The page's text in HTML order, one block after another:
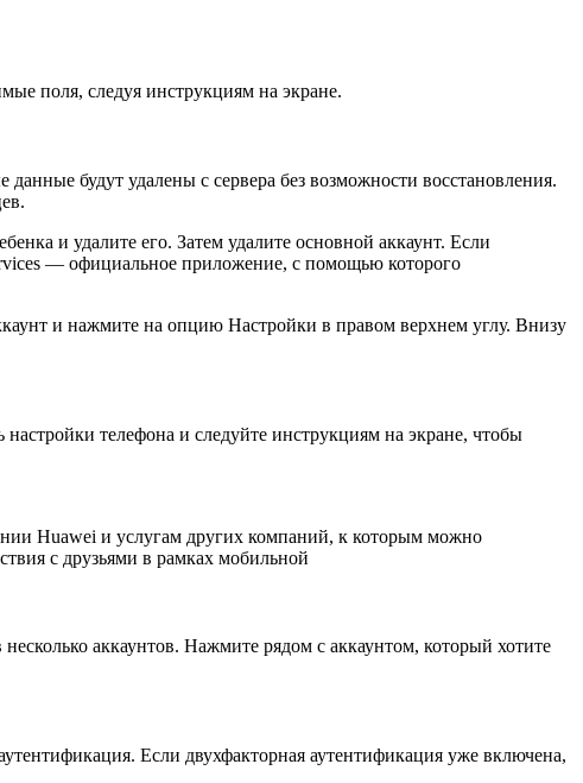
поля, следуя инструкциям на экране.
будут удалены с сервера без возможности восстановления.
и удалите его. Затем удалите основной аккаунт. Если
— официальное приложение, с помощью которого
и нажмите на опцию Настройки в правом верхнем углу. Внизу
телефона и следуйте инструкциям на экране, чтобы
Huawei и услугам других компаний, к которым можно
с друзьями в рамках мобильной
аккаунтов. Нажмите рядом с аккаунтом, который хотите
Если двухфакторная аутентификация уже включена,